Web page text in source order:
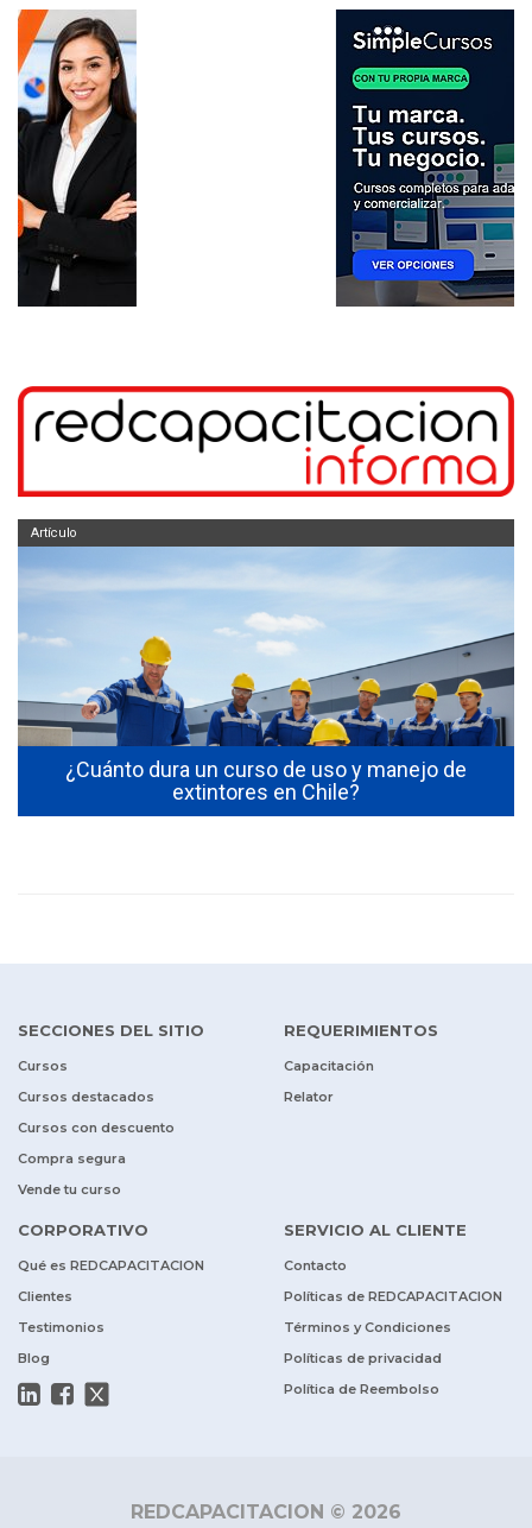
¿Cuánto dura un curso de uso y manejo de
extintores en Chile?
Artículo
SECCIONES DEL SITIO
Cursos
Cursos destacados
Cursos con descuento
Compra segura
Vende tu curso
REQUERIMIENTOS
Capacitación
Relator
CORPORATIVO
Qué es REDCAPACITACION
Clientes
Testimonios
Blog
SERVICIO AL CLIENTE
Contacto
Políticas de REDCAPACITACION
Términos y Condiciones
Políticas de privacidad
Política de Reembolso
REDCAPACITACION © 2026